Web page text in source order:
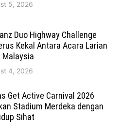
5, 2026
Duo Highway Challenge
Kekal Antara Acara Larian
Malaysia
4, 2026
Get Active Carnival 2026
Stadium Merdeka dengan
Sihat